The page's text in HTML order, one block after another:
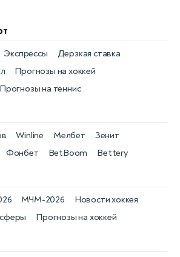
Прогнозы на хоккей
Экспрессы
Прогнозы на теннис
Дерзкая ставка
Фонбет
Winline
BetBoom
Мелбет
Bettery
Зенит
Новости хоккея
Прогнозы на хоккей
МЧМ-2026